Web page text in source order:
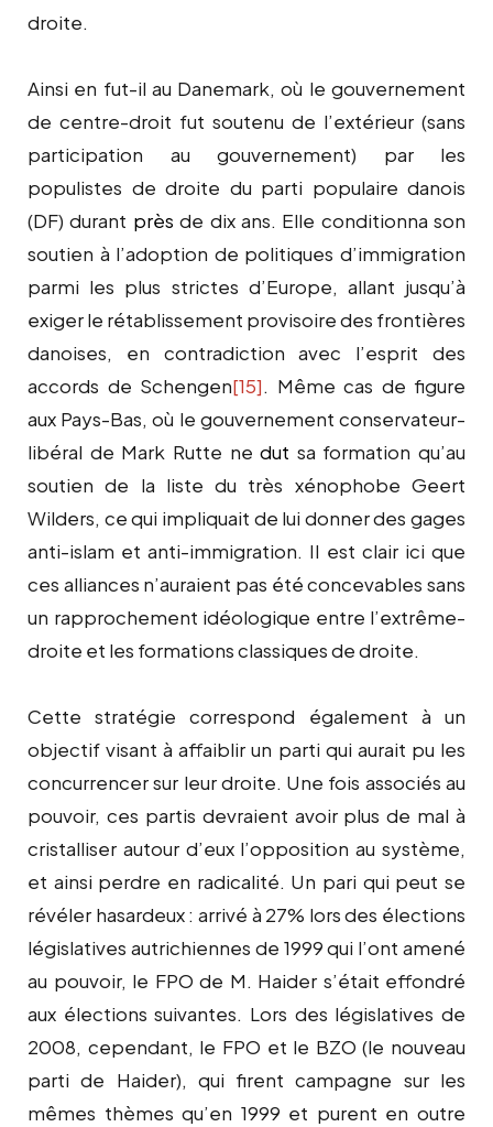
droite.
Ainsi en fut-il au Danemark, où le gouvernement
de centre-droit fut soutenu de l’extérieur (sans
participation au gouvernement) par les
populistes de droite du parti populaire danois
(DF) durant près de dix ans. Elle conditionna son
soutien à l’adoption de politiques d’immigration
parmi les plus strictes d’Europe, allant jusqu’à
exiger le rétablissement provisoire des frontières
danoises, en contradiction avec l’esprit des
accords de Schengen[15]. Même cas de figure
aux Pays-Bas, où le gouvernement conservateur-
libéral de Mark Rutte nedut sa formation qu’au
soutien de la liste du très xénophobe Geert
Wilders, ce qui impliquait de lui donner des gages
anti-islam et anti-immigration. Il est clair ici que
ces alliances n’auraient pas été concevables sans
un rapprochement idéologique entre l’extrême-
droite et les formations classiques de droite.
Cette stratégie correspond également à un
objectif visant à affaiblir un parti qui aurait pu les
concurrencer sur leur droite. Une fois associés au
pouvoir, ces partis devraient avoir plus de mal à
cristalliser autour d’eux l’opposition au système,
et ainsi perdre en radicalité. Un pari qui peut se
révéler hasardeux : arrivé à 27% lors des élections
législatives autrichiennes de 1999 qui l’ont amené
au pouvoir, le FPO de M. Haider s’était effondré
aux élections suivantes. Lors des législatives de
2008, cependant, le FPO et le BZO (le nouveau
parti de Haider), qui firent campagne sur les
mêmes thèmes qu’en 1999 et purent en outre